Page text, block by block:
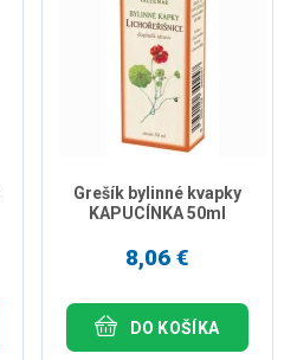
Grešík bylinné kvapky
KAPUCÍNKA 50ml
8,06 €
DO KOŠÍKA